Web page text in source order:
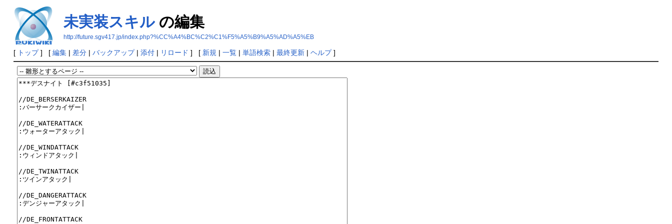
未実装スキルの編集
http://future.sgv417.jp/index.php?%CC%A4%BC%C2%C1%F5%A5%B9%A5%AD%A5%EB
[ トップ] [ 編集| 差分| バックアップ| 添付| リロード ] [ 新規 | 一覧| 単語検索| 最終更新| ヘルプ]